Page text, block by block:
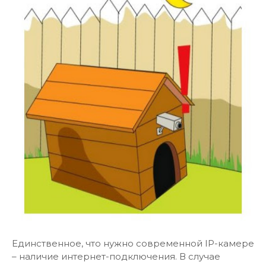
Единственное, что нужно современной IP-камере
– наличие интернет-подключения. В случае